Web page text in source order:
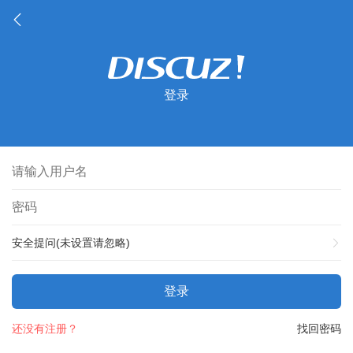
登录
安全提问(未设置请忽略)
登录
找回密码
还没有注册？